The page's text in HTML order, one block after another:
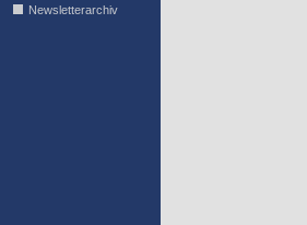
Newsletterarchiv